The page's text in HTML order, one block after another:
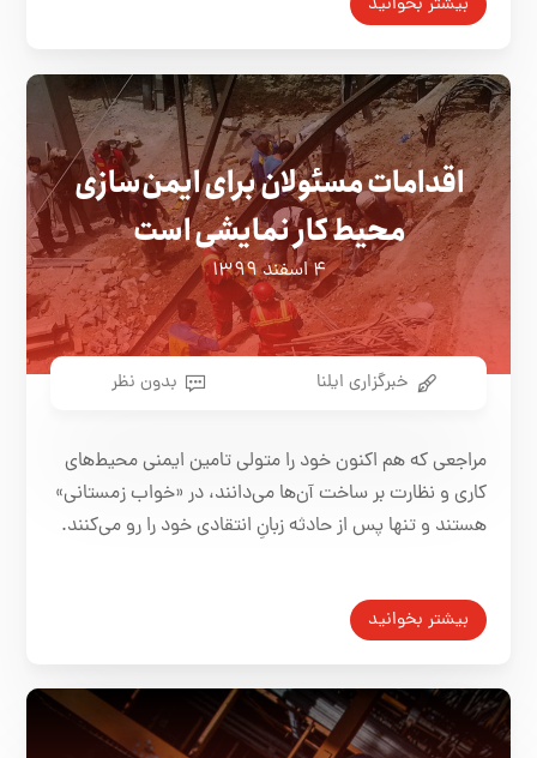
اقدامات مسئولان برای ایمن‌سازی
محیط کار نمایشی است
۴ اسفند ۱۳۹۹
خبرگزاری ایلنا بدون نظر
مراجعی که هم اکنون خود را متولی تامین ایمنی محیط‌های
کاری و نظارت بر ساخت آن‌ها می‌دانند، در «خواب زمستانی»
هستند و تنها پس از حادثه زبانِ انتقادی خود را رو می‌کنند.
بیشتر بخوانید